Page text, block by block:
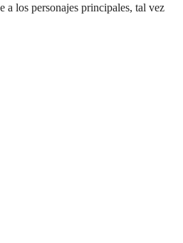
a los personajes principales, tal vez